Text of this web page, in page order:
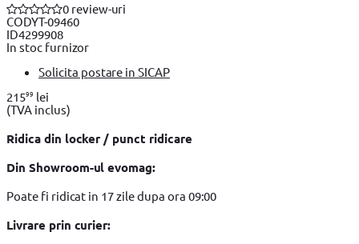
0 review-uri
CODYT-09460
ID4299908
In stoc furnizor
Solicita postare in SICAP
21599 lei
(TVA inclus)
Ridica din locker / punct ridicare
Din Showroom-ul evomag:
Poate fi ridicat in 17 zile dupa ora 09:00
Livrare prin curier: